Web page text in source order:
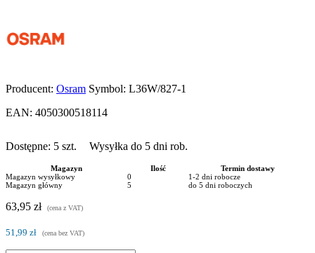
Producent: Osram Symbol: L36W/827-1
EAN: 4050300518114
Dostępne: 5 szt. Wysyłka do 5 dni rob.
Magazyn Ilość
Termin dostawy
Magazyn wysyłkowy
0
1-2 dni robocze
Magazyn główny
5 do 5 dni roboczych
63,95 zł (cena z VAT)
51,99 zł (cena bez VAT)